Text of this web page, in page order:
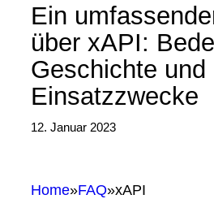
Ein
über xAPI:
Geschichte und
Einsatzzwecke
12. Januar 2023
Home»FAQ»xAPI